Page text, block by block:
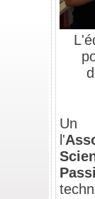
Un
l'